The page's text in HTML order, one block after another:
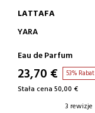
LATTAFA
YARA
Eau de Parfum
23,70 € 53% Rabat
Stała cena 50,00 €
3 rewizje